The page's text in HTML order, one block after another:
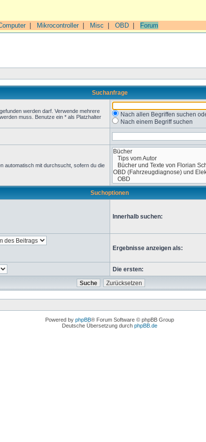
| Mikrocontroller| Misc OBD Forum
Suchanfrage
werden darf. Verwende mehrere
muss. Benutze ein * als Platzhalter
Nach allen Begriffen suchen
Nach einem Begriff suchen
automatisch mit durchsucht, sofern du die
Suchoptionen
Innerhalb suchen:
Ergebnisse anzeigen als:
Die ersten:
Powered by phpBB® Forum Software © phpBB Group
Deutsche Übersetzung durch phpBB.de